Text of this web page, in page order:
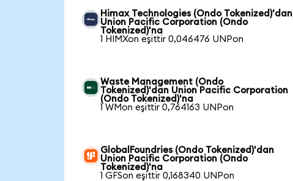
Himax Technologies (Ondo Tokenized)'dan
Union Pacific Corporation (Ondo
Tokenized)'na
1 HIMXon eşittir 0,046476 UNPon
Waste Management (Ondo
Tokenized)'dan Union Pacific Corporation
(Ondo Tokenized)'na
1 WMon eşittir 0,764163 UNPon
GlobalFoundries (Ondo Tokenized)'dan
Union Pacific Corporation (Ondo
Tokenized)'na
1 GFSon eşittir 0,168340 UNPon